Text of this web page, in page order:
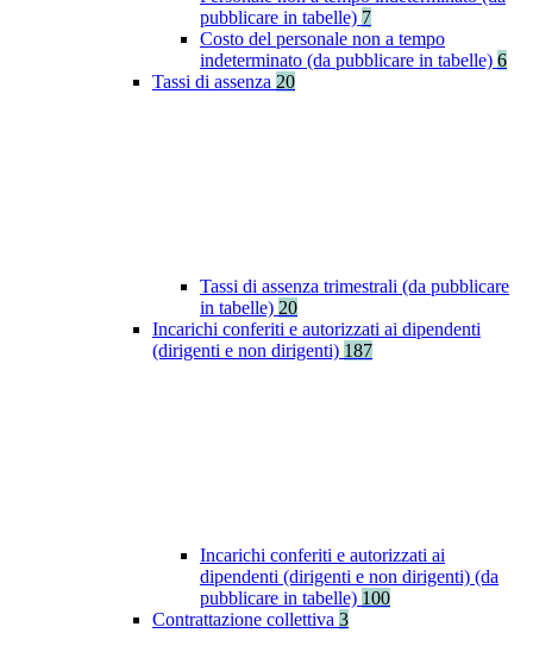
pubblicare in tabelle) 7
Costo del personale non a tempo
indeterminato (da pubblicare in tabelle) 6
Tassi di assenza 20
Tassi di assenza trimestrali (da pubblicare
in tabelle) 20
Incarichi conferiti e autorizzati ai dipendenti
(dirigenti e non dirigenti) 187
Incarichi conferiti e autorizzati ai
dipendenti (dirigenti e non dirigenti) (da
pubblicare in tabelle) 100
Contrattazione collettiva 3